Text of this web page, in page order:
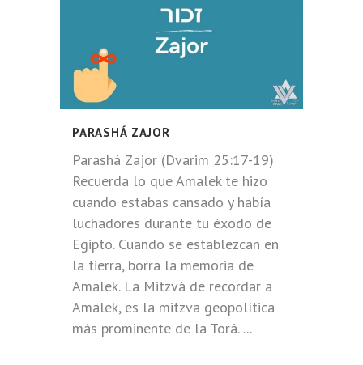
PARASHÁ ZAJOR
Parashá Zajor (Dvarim 25:17-19)
Recuerda lo que Amalek te hizo
cuando estabas cansado y había
luchadores durante tu éxodo de
Egipto. Cuando se establezcan en
la tierra, borra la memoria de
Amalek. La Mitzvá de recordar a
Amalek, es la mitzva geopolítica
más prominente de la Torá. ...